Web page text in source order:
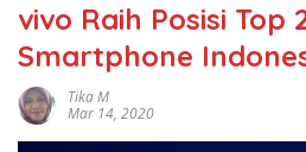
vivo Raih Posisi Top
Smartphone
Tika M
Mar 14, 2020